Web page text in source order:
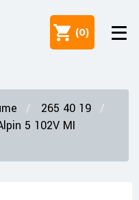
(0)
265 40 19
5 102V MI